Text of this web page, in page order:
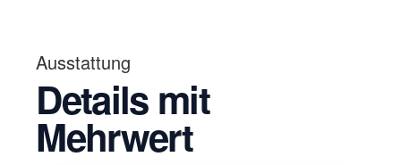
Ausstattung
Details mit
Mehrwert